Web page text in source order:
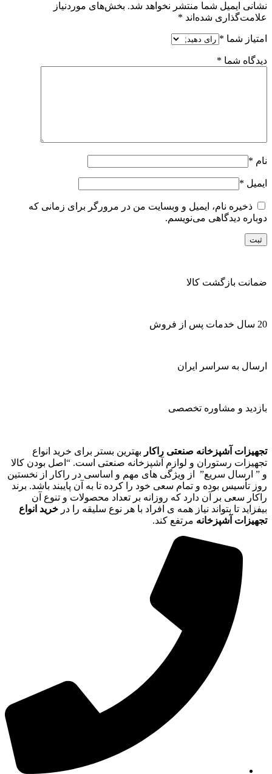
نشانی ایمیل شما منتشر نخواهد شد. بخش‌های موردنیاز
علامت‌گذاری شده‌اند *
امتیاز شما *
دیدگاه شما *
نام *
ایمیل *
ذخیره نام، ایمیل و وبسایت من در مرورگر برای زمانی که
دوباره دیدگاهی می‌نویسم.
ضمانت بازگشت کالا
20 سال خدمات پس از فروش
ارسال به سراسر ایران
بازدید و مشاوره تخصصی
تجهیزات آشپزخانه صنعتی راکار بهترین بستر برای خرید انواع
تجهیزات رستوران و لوازم آشپزخانه صنعتی است. “اصل بودن کالا
و ” ارسال سریع” از ویژگی های مهم و اساسی در راکار از نخستین
روز تأسیس بوده و تمام سعی خود را کرده تا به آن پایبند باشد. برند
راکار سعی بر آن دارد که روزانه بر تعداد محصولات و تنوع آن
بیفزاید تا بتواند نیاز همه ی افراد با هر نوع سلیقه را در خرید انواع
تجهیزات آشپزخانه مرتفع کند.